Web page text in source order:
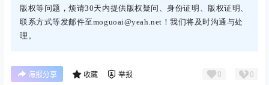
版权等问题，烦请30天内提供版权疑问、身份证明、版权证明、
联系方式等发邮件至moguoai@yeah.net！我们将及时沟通与处
理。
海报分享 收藏 举报 0 0